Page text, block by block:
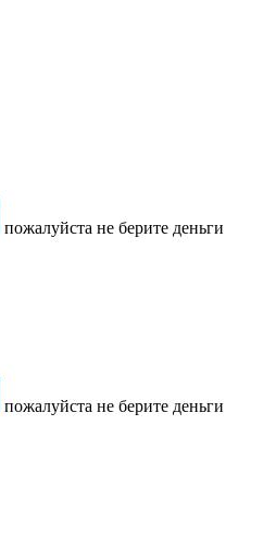
пожалуйста не берите деньги
пожалуйста не берите деньги